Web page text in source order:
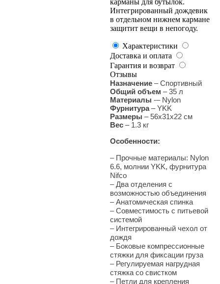
Интегрированный дождевик
в отдельном нижнем кармане
защитит вещи в непогоду.
Характеристики
Доставка и оплата
Гарантия и возврат
Отзывы
Назначение – Спортивный
Общий объем – 35 л
Материалы -– Nylon
Фурнитура– YKK
Размеры – 56x31x22 см
Вес –1.3 кг
Особенности:
– Прочные материалы: Nylon
6.6, молнии YKK, фурнитура
Nifco
– Два отделения с
возможностью объединения
– Анатомическая спинка
– Совместимость с питьевой
системой
– Интегрированный чехол от
дождя
– Боковые компрессионные
стяжки для фиксации груза
– Регулируемая нагрудная
стяжка со свистком
– Петли для крепления